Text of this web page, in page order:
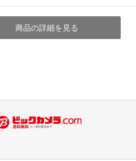
商品の詳細を見る